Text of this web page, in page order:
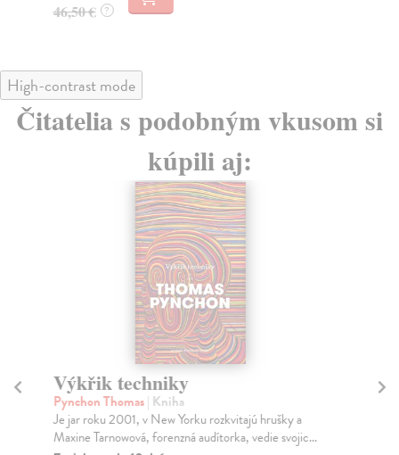
46,50 € ?
High-contrast mode
Čitatelia s podobným vkusom si
kúpili aj:
Výkřik techniky
Pynchon Thomas| Kniha
Je jar roku 2001, v New Yorku rozkvitajú hrušky a
Maxine Tarnowová, forenzná audítorka, vedie svojic...